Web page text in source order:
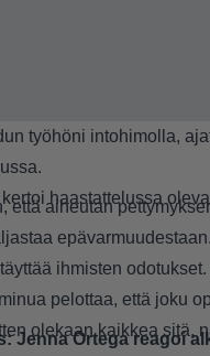
työhöni intohimolla,
haastattelussa
että aiheutan
ihmisten
pelottaa, että joku
olekaan kaikkea sitä,
Jenna Ortega reagoi